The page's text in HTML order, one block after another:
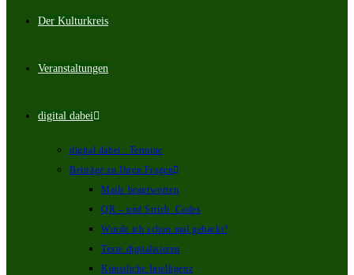
Der Kulturkreis
Veranstaltungen
digital dabei
digital dabei : Termine
Beiträge zu Ihren Fragen
Mails beantworten
QR – und Strich_Codes
Wurde ich schon mal gehackt?
Texte digitalisieren
Künstliche Intelligenz